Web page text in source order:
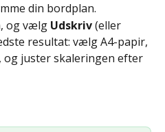
din bordplan.
og vælg Udskriv (eller
resultat: vælg A4-papir,
juster skaleringen efter